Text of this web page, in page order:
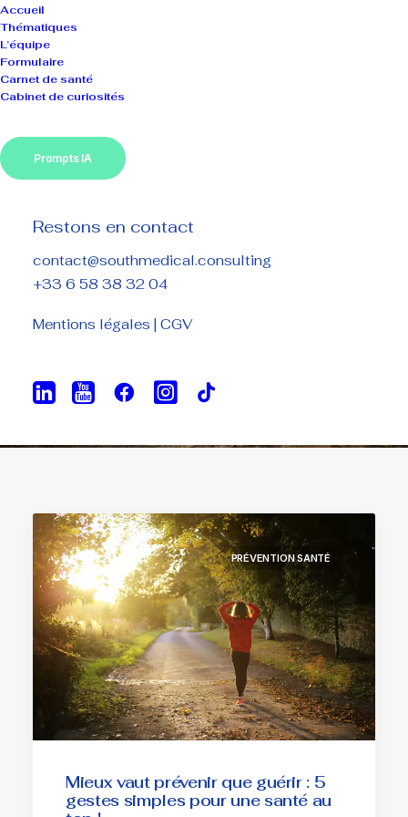
Accueil
Thématiques
L’équipe
Formulaire
Carnet de santé
Cabinet de curiosités
Prompts IA
Restons en contact
contact@southmedical.consulting
+33 6 58 38 32 04
Mentions légales | CGV
Prévention santé
PRÉVENTION SANTÉ
Mieux vaut prévenir que guérir : 5
gestes simples pour une santé au